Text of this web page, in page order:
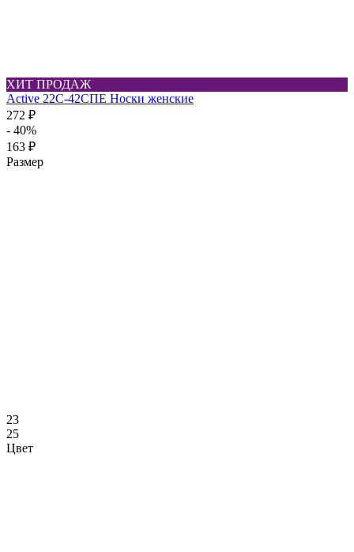
ХИТ ПРОДАЖ
Active 22C-42СПЕ Носки женские
272 ₽
- 40%
163 ₽
Размер
23
25
Цвет